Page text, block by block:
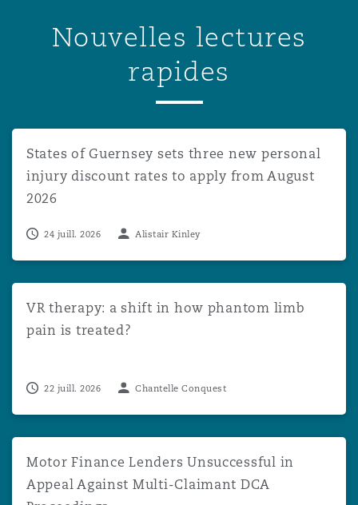
Nouvelles lectures
rapides
States of Guernsey sets three new personal
injury discount rates to apply from August
2026
24 juill. 2026 Alistair Kinley
VR therapy: a shift in how phantom limb
pain is treated?
22 juill. 2026 Chantelle Conquest
Motor Finance Lenders Unsuccessful in
Appeal Against Multi-Claimant DCA